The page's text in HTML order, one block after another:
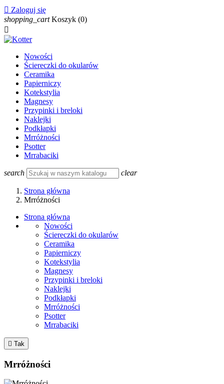
 Zaloguj się
shopping_cart Koszyk (0)

Nowości
Ściereczki do okularów
Ceramika
Papierniczy
Kotekstylia
Magnesy
Przypinki i breloki
Naklejki
Podkłapki
Mrróżności
Psotter
Mrrabaciki
search clear
Strona główna
Mrróżności
Strona główna
Nowości
Ściereczki do okularów
Ceramika
Papierniczy
Kotekstylia
Magnesy
Przypinki i breloki
Naklejki
Podkłapki
Mrróżności
Psotter
Mrrabaciki
 Tak
Mrróżności